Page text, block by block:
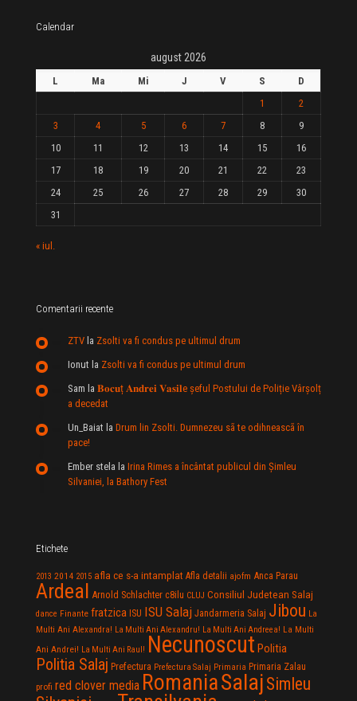
Calendar
august 2026
L Ma Mi J V S
D
1
2
3
4 5 6 7 8
9
10
11 12 13 14 15
16
17
18 19 20 21 22
23
24
25 26 27 28 29
30
31
« iul.
Comentarii recente
ZTV la Zsolti va fi condus pe ultimul drum
Ionut la Zsolti va fi condus pe ultimul drum
Sam la 𝐁𝐨𝐜𝐮ț 𝐀𝐧𝐝𝐫𝐞𝐢 𝐕𝐚𝐬𝐢𝐥e şeful Postului de Poliție Vârșolț
a decedat
Un_Baiat la Drum lin Zsolti. Dumnezeu sã te odihneascã în
pace!
Ember stela la Irina Rimes a încântat publicul din Şimleu
Silvaniei, la Bathory Fest
Etichete
2013 2014 2015 afla ce s-a intamplat Afla detalii ajofm Anca Parau
Ardeal Arnold Schlachter c8ilu CLUJ Consiliul Judetean Salaj
dance Finante fratzica ISU ISU Salaj Jandarmeria Salaj Jibou La
Multi Ani Alexandra! La Multi Ani Alexandru! La Multi Ani Andreea! La Multi
Ani Andrei! La Multi Ani Raul! Necunoscut Politia
Politia Salaj Prefectura Prefectura Salaj Primaria Primaria Zalau
profi red clover media RomaniaSalaj Simleu